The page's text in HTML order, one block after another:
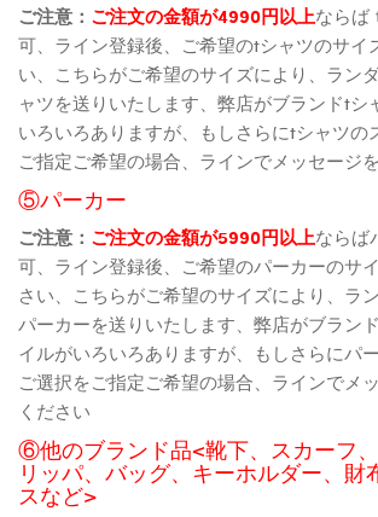
ご注意： ご注文の金額が4990円以上ならば
可、ライン登録後、ご希望のtシャツのサイ
い、こちらがご希望のサイズにより、ラン
ャツを送りいたします、弊店がブランドtシ
いろいろありますが、もしさらにtシャツの
ご指定ご希望の場合、ラインでメッセージ
⑤パーカー
ご注意： ご注文の金額が5990円以上ならば
可、ライン登録後、ご希望のパーカーのサ
さい、こちらがご希望のサイズにより、ラ
パーカーを送りいたします、弊店がブラン
イルがいろいろありますが、もしさらにパ
ご選択をご指定ご希望の場合、ラインでメ
ください
⑥他のブランド品<靴下、スカーフ
リッパ、バッグ、キーホルダー、財
スなど>